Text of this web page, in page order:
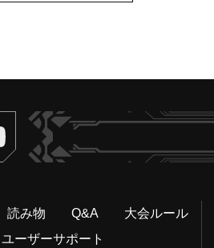
ヴァンガードch
読み物 Q&A
大会ルール
ユーザーサポート